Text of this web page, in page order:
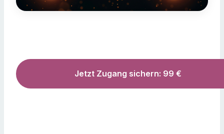
Jetzt Zugang sichern: 99 €